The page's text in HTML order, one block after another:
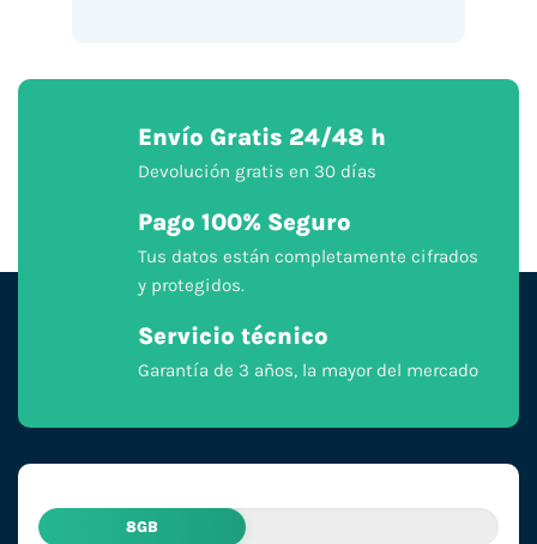
Envío Gratis 24/48 h
Devolución gratis en 30 días
Pago 100% Seguro
Tus datos están completamente cifrados
y protegidos.
Servicio técnico
Garantía de 3 años, la mayor del mercado
8GB